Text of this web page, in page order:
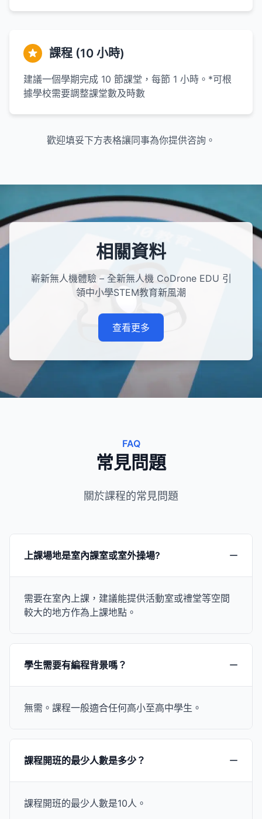
課程 (10 小時)
建議一個學期完成 10 節課堂，每節 1 小時。*可根
據學校需要調整課堂數及時數
歡迎填妥下方表格讓同事為你提供咨詢。
相關資料
嶄新無人機體驗 – 全新無人機 CoDrone EDU 引
領中小學STEM教育新風潮
查看更多
FAQ
常見問題
關於課程的常見問題
上課場地是室內課室或室外操場?
需要在室內上課，建議能提供活動室或禮堂等空間
較大的地方作為上課地點。
學生需要有編程背景嗎？
無需。課程一般適合任何高小至高中學生。
課程開班的最少人數是多少？
課程開班的最少人數是10人。